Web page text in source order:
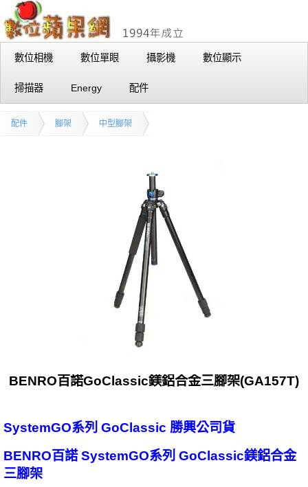
數位相機 數位單眼 攝影機 數位顯示
掃描器 Energy 配件
配件 腳架 中型腳架
BENRO百諾GoClassic鎂鋁合金三腳架(GA157T)
SystemGO系列 GoClassic 勝興公司貨
BENRO百諾 SystemGO系列 GoClassic鎂鋁合金
三腳架